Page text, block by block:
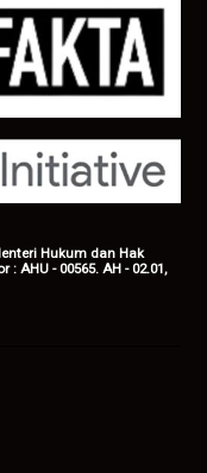
Hukum dan Hak
AHU - 00565. AH - 02.01,